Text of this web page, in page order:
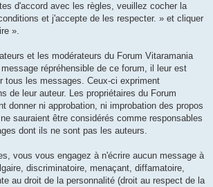
d'accord avec les règles, veuillez cocher la
et j'accepte de les respecter. » et cliquer
».
et les modérateurs du Forum Vitaramania
répréhensible de ce forum, il leur est
tous les messages. Ceux-ci expriment
de leur auteur. Les propriétaires du Forum
donner ni approbation, ni improbation des propos
sauraient être considérés comme responsables
dont ils ne sont pas les auteurs.
vous vous engagez à n'écrire aucun message à
discriminatoire, menaçant, diffamatoire,
au droit de la personnalité (droit au respect de la